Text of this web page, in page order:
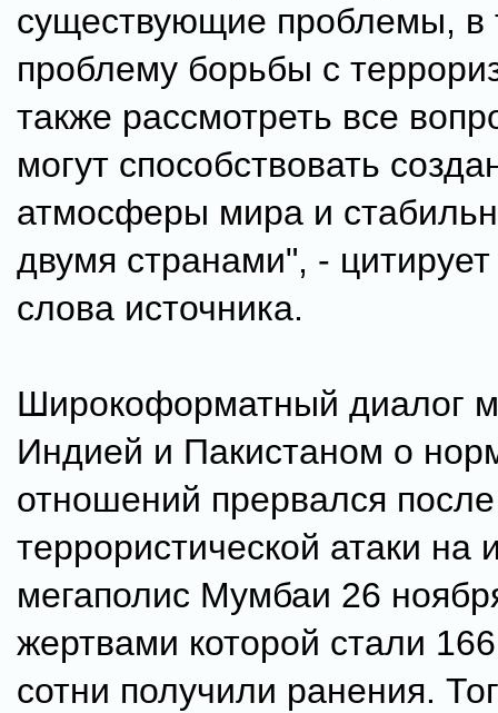
существующие проблемы, в
проблему борьбы с
также рассмотреть все
могут способствовать
атмосферы мира и
двумя странами", -
слова источника.
Широкоформатный диалог
Индией и Пакистаном о
отношений прервался после
террористической атаки на
мегаполис Мумбаи 26
жертвами которой стали
сотни получили ранения.